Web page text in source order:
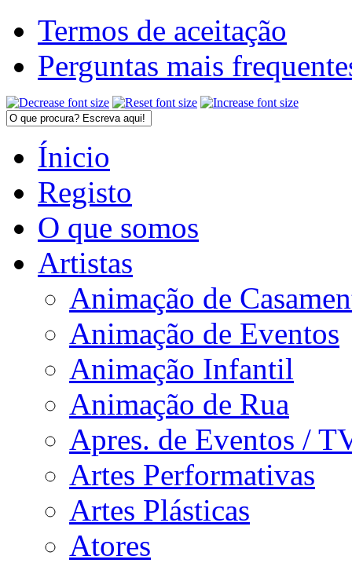
Termos de aceitação
Perguntas mais
Ínicio
Registo
O que somos
Artistas
Animação de
Animação de Eventos
Animação Infantil
Animação de Rua
Apres. de Eventos /
Artes Performativas
Artes Plásticas
Atores